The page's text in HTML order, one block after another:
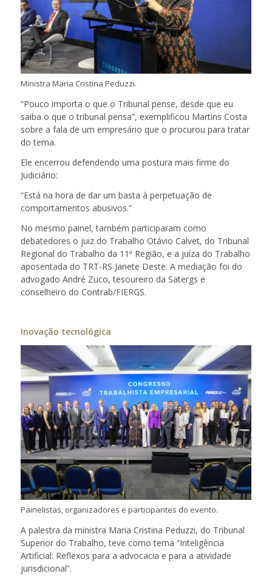
Ministra Maria Cristina Peduzzi.
“Pouco importa o que o Tribunal pense, desde que eu
saiba o que o tribunal pensa”, exemplificou Martins Costa
sobre a fala de um empresário que o procurou para tratar
do tema.
Ele encerrou defendendo uma postura mais firme do
Judiciário:
“Está na hora de dar um basta à perpetuação de
comportamentos abusivos.”
No mesmo painel, também participaram como
debatedores o juiz do Trabalho Otávio Calvet, do Tribunal
Regional do Trabalho da 11ª Região, e a juíza do Trabalho
aposentada do TRT-RS Janete Deste. A mediação foi do
advogado André Zuco, tesoureiro da Satergs e
conselheiro do Contrab/FIERGS.
Inovação tecnológica
Painelistas, organizadores e participantes do evento.
A palestra da ministra Maria Cristina Peduzzi, do Tribunal
Superior do Trabalho, teve como tema “Inteligência
Artificial: Reflexos para a advocacia e para a atividade
jurisdicional”.